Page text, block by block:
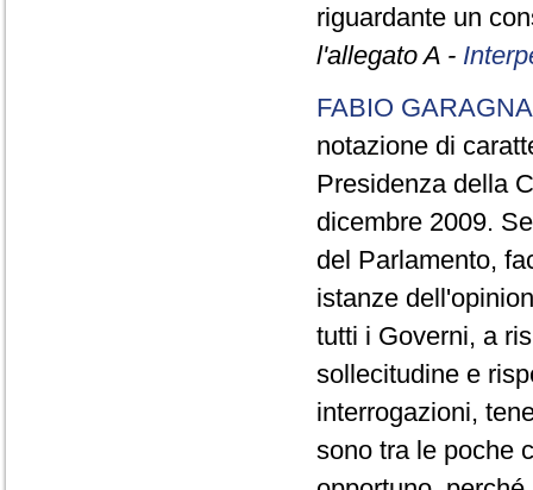
riguardante un
l'allegato A -
FABIO
notazione di
Presidenza della
dicembre 2009.
del Parlamento,
istanze
tutti i Governi, a
sollecitudine e
interrogazioni,
sono tra le poche